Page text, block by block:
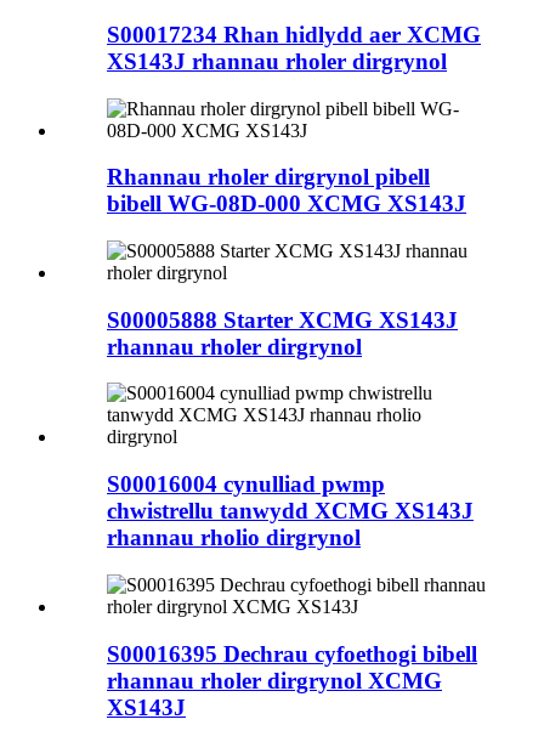
S00017234 Rhan hidlydd aer XCMG
XS143J rhannau rholer dirgrynol
Rhannau rholer dirgrynol pibell
bibell WG-08D-000 XCMG XS143J
S00005888 Starter XCMG XS143J
rhannau rholer dirgrynol
S00016004 cynulliad pwmp
chwistrellu tanwydd XCMG XS143J
rhannau rholio dirgrynol
S00016395 Dechrau cyfoethogi bibell
rhannau rholer dirgrynol XCMG
XS143J